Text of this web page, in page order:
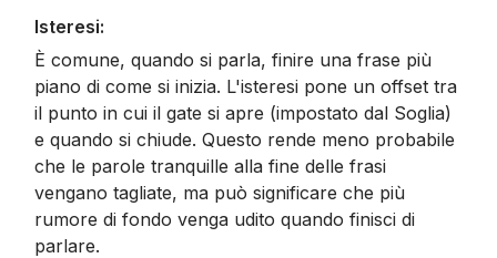
Isteresi:
È comune, quando si parla, finire una frase più
piano di come si inizia. L'isteresi pone un offset tra
il punto in cui il gate si apre (impostato dal Soglia)
e quando si chiude. Questo rende meno probabile
che le parole tranquille alla fine delle frasi
vengano tagliate, ma può significare che più
rumore di fondo venga udito quando finisci di
parlare.